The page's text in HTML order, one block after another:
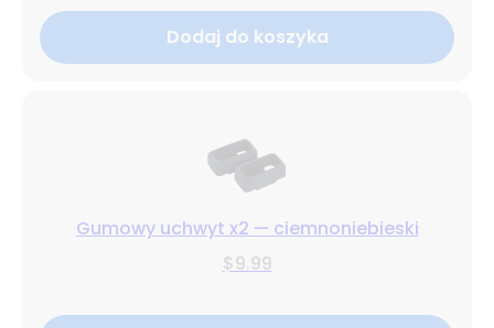
Dodaj do koszyka
Gumowy uchwyt x2 — ciemnoniebieski
$9.99